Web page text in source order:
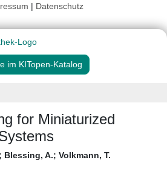
| Datenschutz
im KITopen-Katalog
for Miniaturized
; Blessing, A.; Volkmann, T.